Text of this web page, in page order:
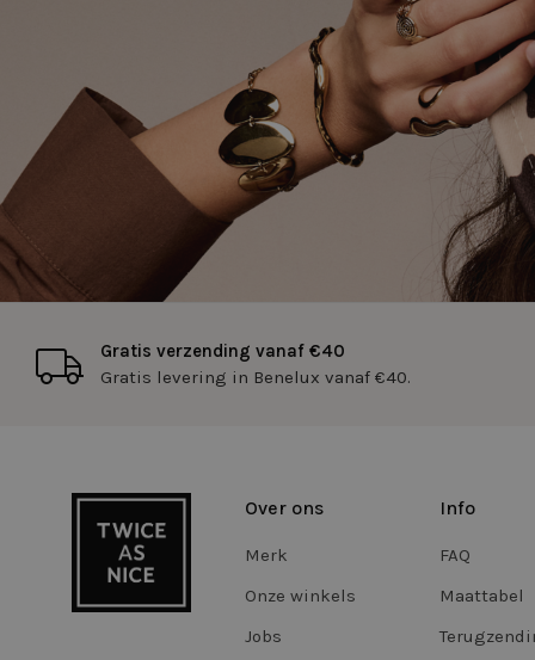
Gratis verzending vanaf €40
Gratis levering in Benelux vanaf €40.
Over ons
Merk
Onze winkels
Jobs
Info
FAQ
Maattabel
RECENTLYVIEWED
cftoken
Storage declaration
Naam
_vwo_865194_config